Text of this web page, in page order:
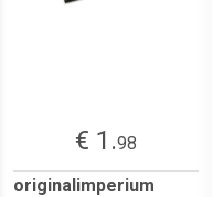
€ 1.98
originalimperium